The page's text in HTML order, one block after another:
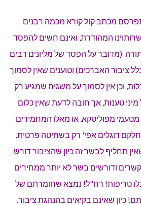
מכתב קול קורא מכמה רבנים
המהודרת, ואינם חשים להפסד
(מדובר על הפסד של מליונים רבים
ציבור האברכים) וטוענים שאין לסמוך
וכן אין לסמוך על משגיח שמגיע רק
טענות, אך חובה לדעת שאין כלום
מטעמי מפוליטקא, או מאלו המחמירים
דוגלים אפי' רק בשחיטה פרטית.
תחליף לבשר זה כיון שהציבור דורש
ודורשים בשר לא יותר ממחירים
טריפות! רח"ל! נמצא שחומרתם של
כיון שאינם בקיאים בהנהגת ציבור.